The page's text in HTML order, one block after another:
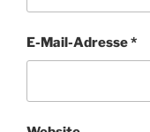
E-Mail-Adresse*